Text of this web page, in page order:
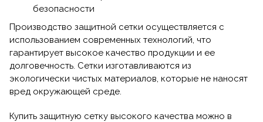
безопасности
Производство защитной сетки осуществляется с
использованием современных технологий, что
гарантирует высокое качество продукции и ее
долговечность. Сетки изготавливаются из
экологически чистых материалов, которые не наносят
вред окружающей среде.
Купить защитную сетку высокого качества можно в